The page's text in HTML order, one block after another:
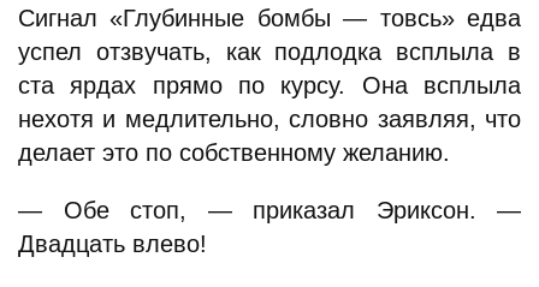
Сигнал «Глубинные бомбы — товсь» едва
успел отзвучать, как подлодка всплыла в
ста ярдах прямо по курсу. Она всплыла
нехотя и медлительно, словно заявляя, что
делает это по собственному желанию.
— Обе стоп, — приказал Эриксон. —
Двадцать влево!